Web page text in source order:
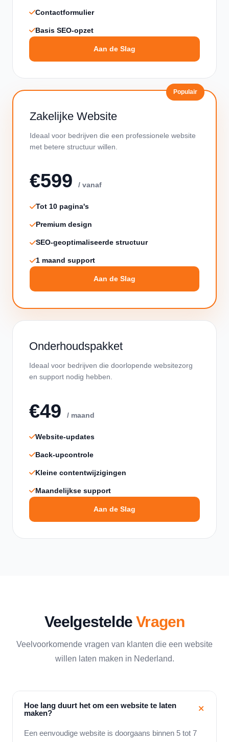
Contactformulier
Basis SEO-opzet
Aan de Slag
Populair
Zakelijke Website
Ideaal voor bedrijven die een professionele website
met betere structuur willen.
€599 / vanaf
Tot 10 pagina's
Premium design
SEO-geoptimaliseerde structuur
1 maand support
Aan de Slag
Onderhoudspakket
Ideaal voor bedrijven die doorlopende websitezorg
en support nodig hebben.
€49 / maand
Website-updates
Back-upcontrole
Kleine contentwijzigingen
Maandelijkse support
Aan de Slag
VeelgesteldeVragen
Veelvoorkomende vragen van klanten die een website
willen laten maken in Nederland.
Hoe lang duurt het om een website te laten
maken?
Een eenvoudige website is doorgaans binnen 5 tot 7